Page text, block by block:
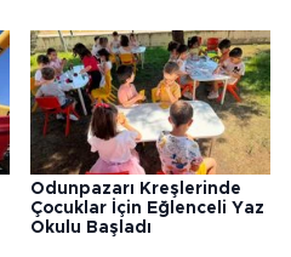
Odunpazarı Kreşlerinde
Çocuklar İçin Eğlenceli Yaz
Okulu Başladı